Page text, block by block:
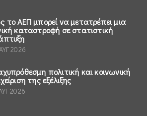
το ΑΕΠ μπορεί να μετατρέπει μια
καταστροφή σε στατιστική
2026
πολιτική και κοινωνική
της εξέλιξης
2026